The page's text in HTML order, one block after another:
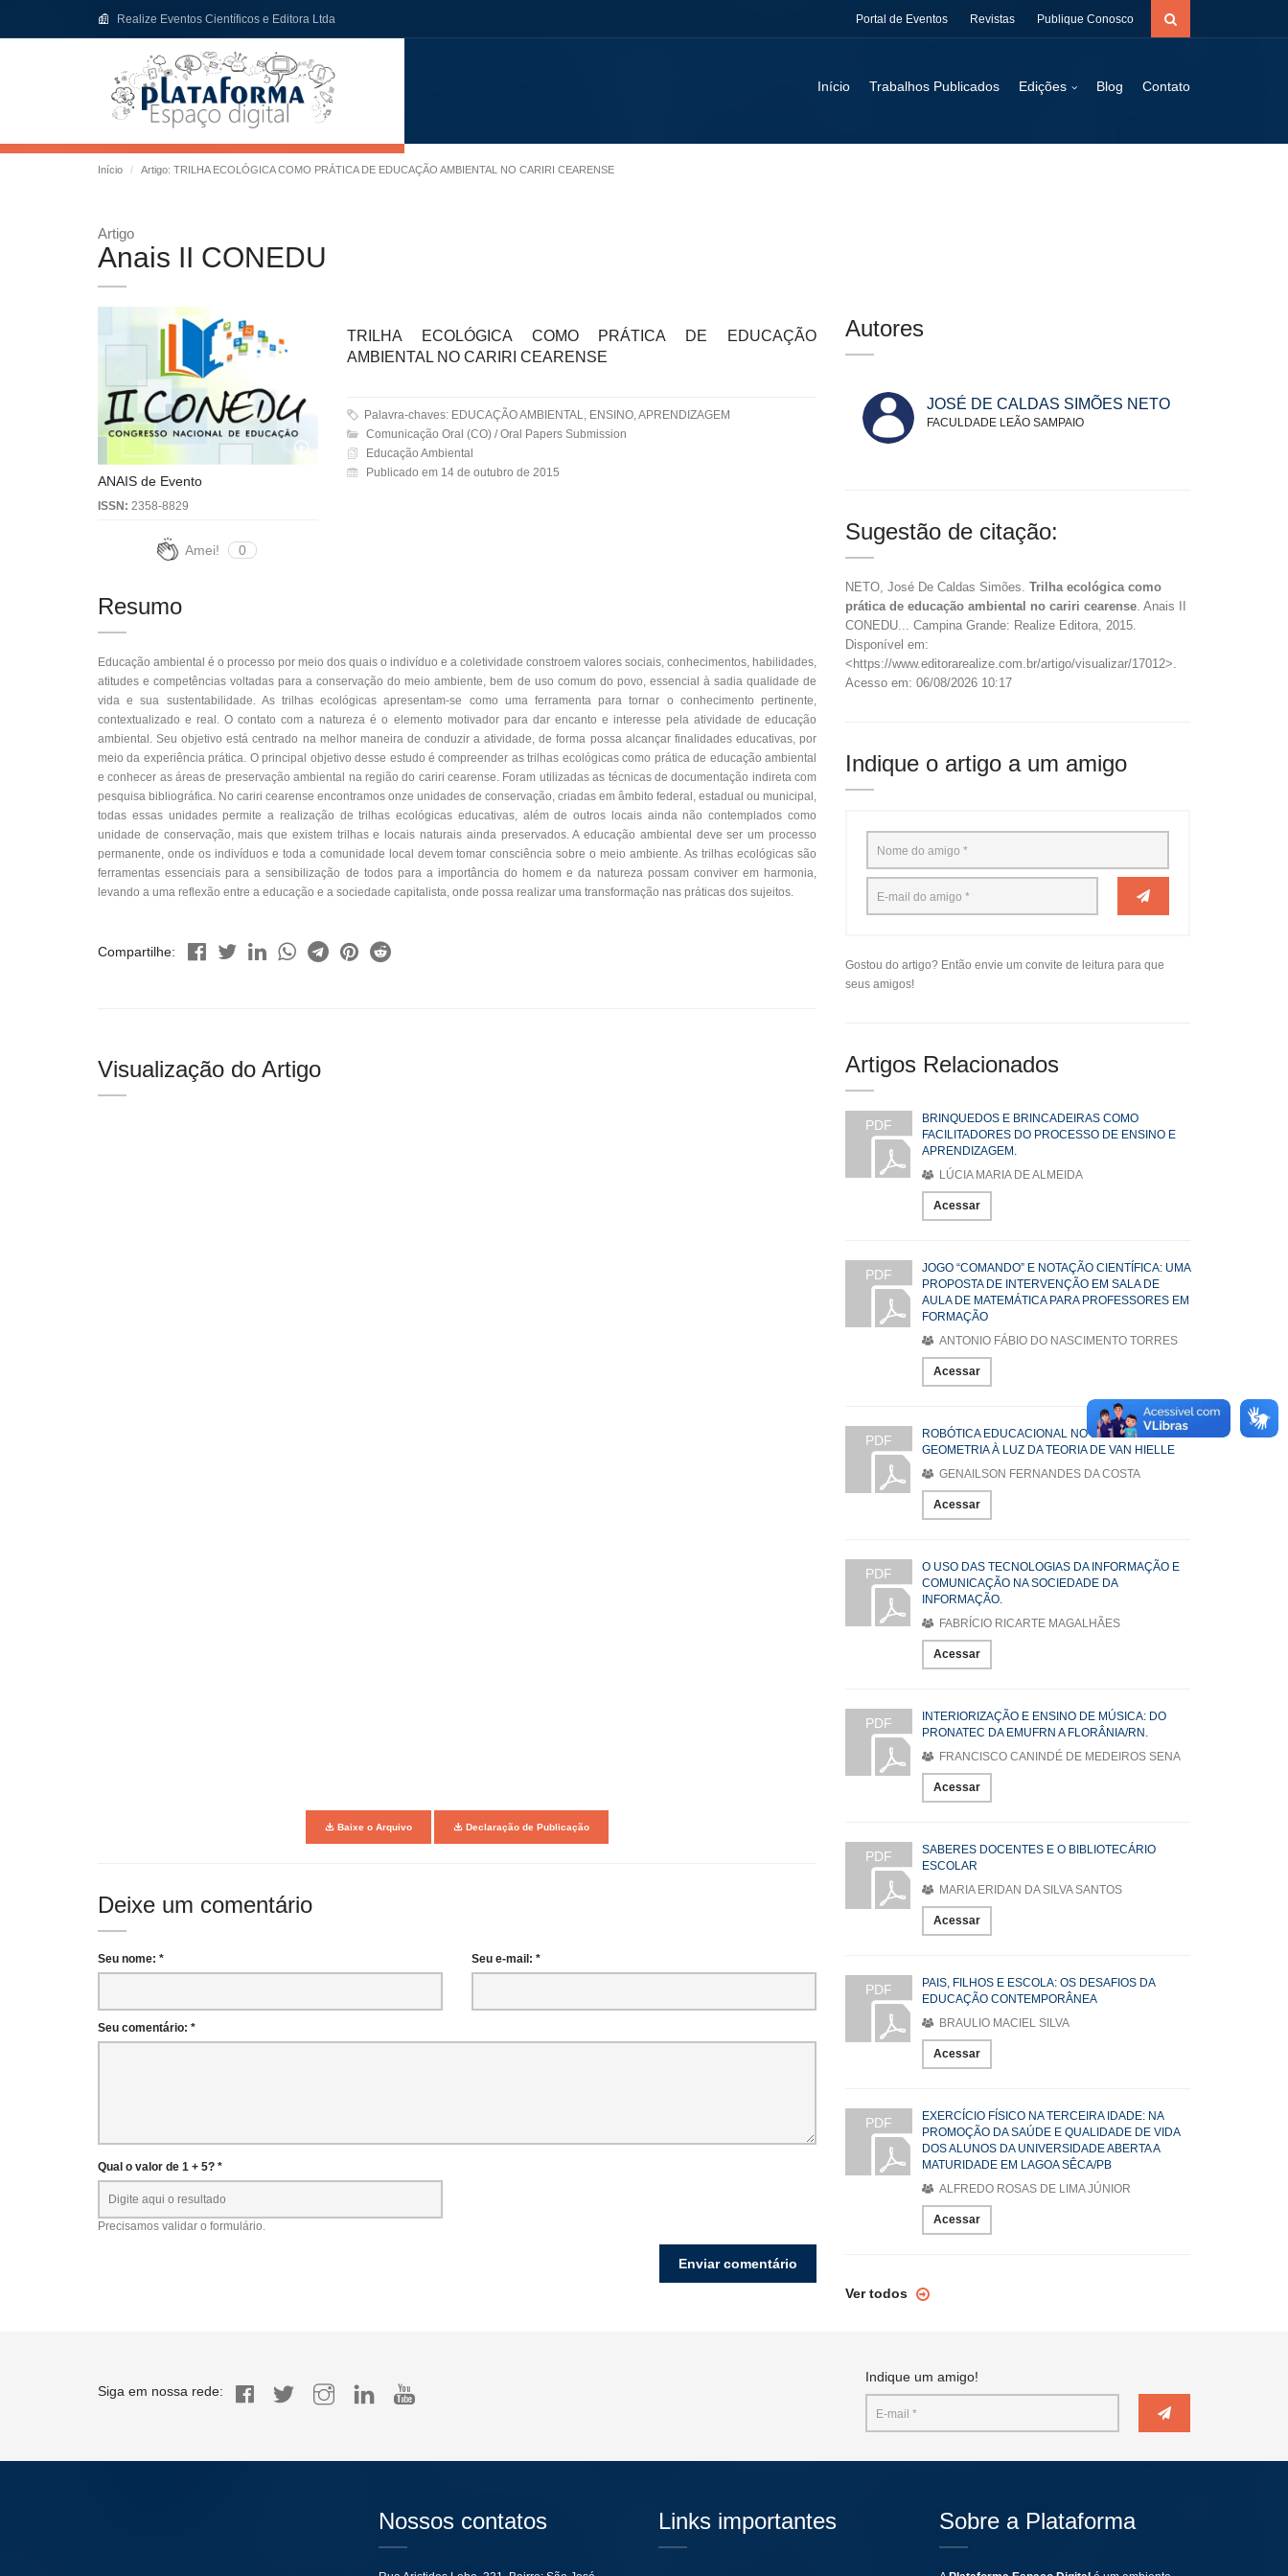
Realize Eventos Científicos e Editora Ltda Portal de Eventos Revistas Publique Conosco
Início Trabalhos Publicados Edições Blog Contato
Início Artigo: TRILHA ECOLÓGICA COMO PRÁTICA DE EDUCAÇÃO AMBIENTAL NO CARIRI CEARENSE
Artigo
Anais II CONEDU
ANAIS de Evento
ISSN: 2358-8829
Amei! 0
TRILHA ECOLÓGICA COMO PRÁTICA DE EDUCAÇÃO
AMBIENTAL NO CARIRI CEARENSE
Palavra-chaves: EDUCAÇÃO AMBIENTAL, ENSINO, APRENDIZAGEM
Comunicação Oral (CO) / Oral Papers Submission
Educação Ambiental
Publicado em 14 de outubro de 2015
Resumo
Educação ambiental é o processo por meio dos quais o indivíduo e a coletividade constroem valores sociais, conhecimentos, habilidades,
atitudes e competências voltadas para a conservação do meio ambiente, bem de uso comum do povo, essencial à sadia qualidade de
vida e sua sustentabilidade. As trilhas ecológicas apresentam-se como uma ferramenta para tornar o conhecimento pertinente,
contextualizado e real. O contato com a natureza é o elemento motivador para dar encanto e interesse pela atividade de educação
ambiental. Seu objetivo está centrado na melhor maneira de conduzir a atividade, de forma possa alcançar finalidades educativas, por
meio da experiência prática. O principal objetivo desse estudo é compreender as trilhas ecológicas como prática de educação ambiental
e conhecer as áreas de preservação ambiental na região do cariri cearense. Foram utilizadas as técnicas de documentação indireta com
pesquisa bibliográfica. No cariri cearense encontramos onze unidades de conservação, criadas em âmbito federal, estadual ou municipal,
todas essas unidades permite a realização de trilhas ecológicas educativas, além de outros locais ainda não contemplados como
unidade de conservação, mais que existem trilhas e locais naturais ainda preservados. A educação ambiental deve ser um processo
permanente, onde os indivíduos e toda a comunidade local devem tomar consciência sobre o meio ambiente. As trilhas ecológicas são
ferramentas essenciais para a sensibilização de todos para a importância do homem e da natureza possam conviver em harmonia,
levando a uma reflexão entre a educação e a sociedade capitalista, onde possa realizar uma transformação nas práticas dos sujeitos.
Compartilhe:
Visualização do Artigo
Baixe o Arquivo Declaração de Publicação
Deixe um comentário
Seu nome: * Seu e-mail: *
Seu comentário: *
Qual o valor de 1 + 5? *
Precisamos validar o formulário.
Autores
JOSÉ DE CALDAS SIMÕES NETO
FACULDADE LEÃO SAMPAIO
Sugestão de citação:
NETO, José De Caldas Simões. Trilha ecológica como
prática de educação ambiental no cariri cearense. Anais II
CONEDU... Campina Grande: Realize Editora, 2015.
Disponível em:
<https://www.editorarealize.com.br/artigo/visualizar/17012>.
Acesso em: 06/08/2026 10:17
Indique o artigo a um amigo
Gostou do artigo? Então envie um convite de leitura para que
seus amigos!
Artigos Relacionados
PDF
BRINQUEDOS E BRINCADEIRAS COMO
FACILITADORES DO PROCESSO DE ENSINO E
APRENDIZAGEM.
LÚCIA MARIA DE ALMEIDA
Acessar
PDF
JOGO “COMANDO” E NOTAÇÃO CIENTÍFICA: UMA
PROPOSTA DE INTERVENÇÃO EM SALA DE
AULA DE MATEMÁTICA PARA PROFESSORES EM
FORMAÇÃO
ANTONIO FÁBIO DO NASCIMENTO TORRES
Acessar
PDF
ROBÓTICA EDUCACIONAL NO ENSINO DE
GEOMETRIA À LUZ DA TEORIA DE VAN HIELLE
GENAILSON FERNANDES DA COSTA
Acessar
PDF
O USO DAS TECNOLOGIAS DA INFORMAÇÃO E
COMUNICAÇÃO NA SOCIEDADE DA
INFORMAÇÃO.
FABRÍCIO RICARTE MAGALHÃES
Acessar
PDF
INTERIORIZAÇÃO E ENSINO DE MÚSICA: DO
PRONATEC DA EMUFRN A FLORÂNIA/RN.
FRANCISCO CANINDÉ DE MEDEIROS SENA
Acessar
PDF
SABERES DOCENTES E O BIBLIOTECÁRIO
ESCOLAR
MARIA ERIDAN DA SILVA SANTOS
Acessar
PDF
PAIS, FILHOS E ESCOLA: OS DESAFIOS DA
EDUCAÇÃO CONTEMPORÂNEA
BRAULIO MACIEL SILVA
Acessar
PDF
EXERCÍCIO FÍSICO NA TERCEIRA IDADE: NA
PROMOÇÃO DA SAÚDE E QUALIDADE DE VIDA
DOS ALUNOS DA UNIVERSIDADE ABERTA A
MATURIDADE EM LAGOA SÊCA/PB
ALFREDO ROSAS DE LIMA JÚNIOR
Acessar
Ver todos
Siga em nossa rede:
Indique um amigo!
Nossos contatos Links importantes Sobre a Plataforma